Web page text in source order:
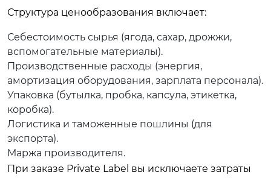
Структура ценообразования включает:
Себестоимость сырья (ягода, сахар, дрожжи,
вспомогательные материалы).
Производственные расходы (энергия,
амортизация оборудования, зарплата персонала).
Упаковка (бутылка, пробка, капсула, этикетка,
коробка).
Логистика и таможенные пошлины (для
экспорта).
Маржа производителя.
При заказе Private Label вы исключаете затраты